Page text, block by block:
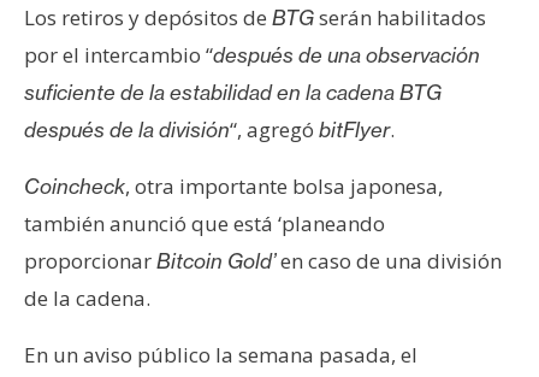
s
e
u
r
s
o
Los retiros y depósitos de BTGserán habilitados
por el intercambio “después de una observación
suficiente de la estabilidad en la cadena BTG
después de la división“, agregó bitFlyer.
Coincheck, otra importante bolsa japonesa,
también anunció que está ‘planeando
proporcionarBitcoin Gold’en caso de una división
de la cadena.
En un aviso público la semana pasada, el